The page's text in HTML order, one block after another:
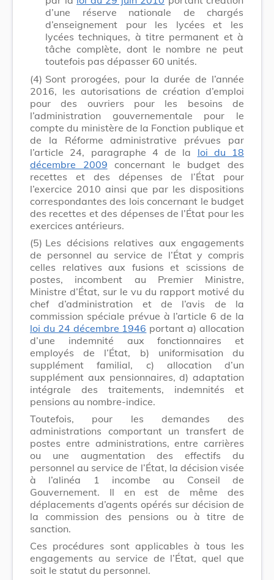
d’une réserve nationale de chargés
d’enseignement pour les lycées et les
lycées techniques, à titre permanent et à
tâche complète, dont le nombre ne peut
toutefois pas dépasser 60 unités.
(4) Sont prorogées, pour la durée de l’année
2016, les autorisations de création d’emploi
pour des ouvriers pour les besoins de
l’administration gouvernementale pour le
compte du ministère de la Fonction publique et
de la Réforme administrative prévues par
l’article 24, paragraphe 4 de la loi du 18
décembre 2009 concernant le budget des
recettes et des dépenses de l’État pour
l’exercice 2010 ainsi que par les dispositions
correspondantes des lois concernant le budget
des recettes et des dépenses de l’État pour les
exercices antérieurs.
(5) Les décisions relatives aux engagements
de personnel au service de l’État y compris
celles relatives aux fusions et scissions de
postes, incombent au Premier Ministre,
Ministre d’État, sur le vu du rapport motivé du
chef d’administration et de l’avis de la
commission spéciale prévue à l’article 6 de la
loi du 24 décembre 1946 portant a) allocation
d’une indemnité aux fonctionnaires et
employés de l’État, b) uniformisation du
supplément familial, c) allocation d’un
supplément aux pensionnaires, d) adaptation
intégrale des traitements, indemnités et
pensions au nombre-indice.
Toutefois, pour les demandes des
administrations comportant un transfert de
postes entre administrations, entre carrières
ou une augmentation des effectifs du
personnel au service de l’État, la décision visée
à l’alinéa 1 incombe au Conseil de
Gouvernement. Il en est de même des
déplacements d’agents opérés sur décision de
la commission des pensions ou à titre de
sanction.
Ces procédures sont applicables à tous les
engagements au service de l’État, quel que
soit le statut du personnel.